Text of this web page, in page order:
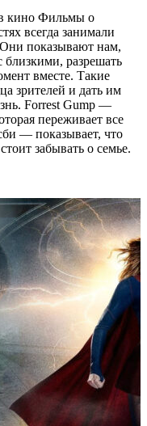
кино Фильмы о
всегда занимали
Они показывают нам,
близкими, разрешать
вместе. Такие
зрителей и дать им
Forrest Gump —
переживает все
— показывает, что
забывать о семье.